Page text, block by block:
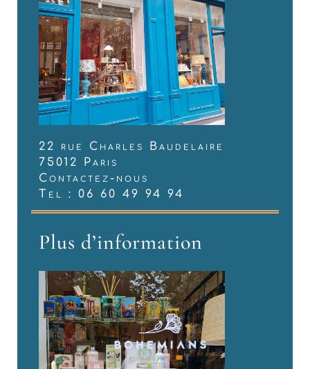
22 rue Charles Baudelaire
75012 Paris
Contactez-nous
Tel : 06 60 49 94 94
Plus d’information